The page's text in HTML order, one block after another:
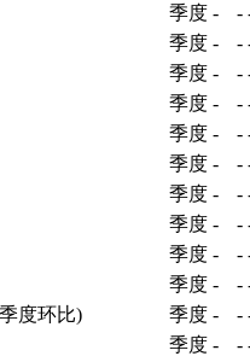
季度 - -
季度 - -
季度 - -
季度 - -
季度 - -
季度 - -
季度 - -
季度 - -
季度 - -
季度 - -
度环比)
季度 - -
季度 - -